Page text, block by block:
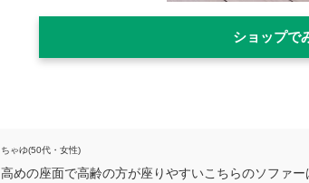
ショップで
ちゃゆ(50代・女性)
高めの座面で高齢の方が座りやすいこちらのソファ